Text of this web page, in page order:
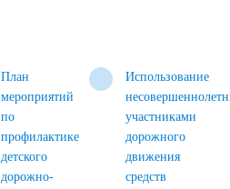
План
мероприятий
по
профилактике
детского
дорожно-
Использование
участниками
дорожного
движения
средств